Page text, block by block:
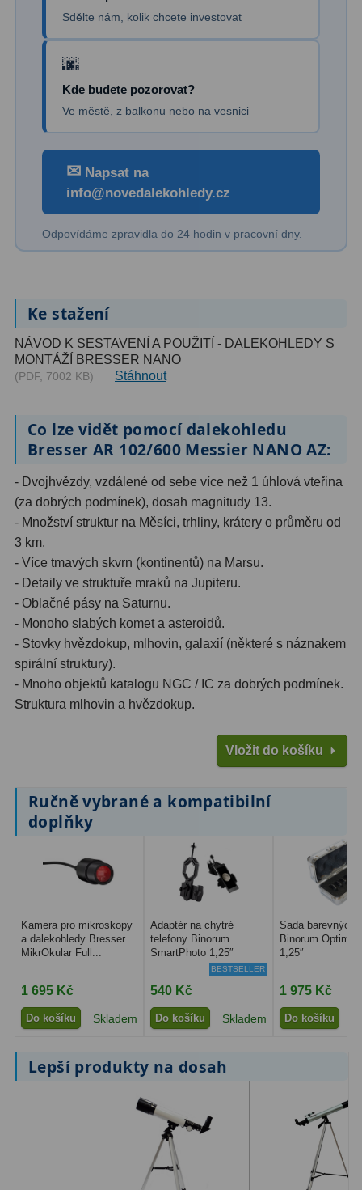
Sdělte nám, kolik chcete investovat
Kde budete pozorovat?
Ve městě, z balkonu nebo na vesnici
✉ Napsat na
info@novedalekohledy.cz
Odpovídáme zpravidla do 24 hodin v pracovní dny.
Ke stažení
NÁVOD K SESTAVENÍ A POUŽITÍ - DALEKOHLEDY S
MONTÁŽÍ BRESSER NANO
(PDF, 7002 KB) Stáhnout
Co lze vidět pomocí dalekohledu
Bresser AR 102/600 Messier NANO AZ:
- Dvojhvězdy, vzdálené od sebe více než 1 úhlová vteřina
(za dobrých podmínek), dosah magnitudy 13.
- Množství struktur na Měsíci, trhliny, krátery o průměru od
3 km.
- Více tmavých skvrn (kontinentů) na Marsu.
- Detaily ve struktuře mraků na Jupiteru.
- Oblačné pásy na Saturnu.
- Monoho slabých komet a asteroidů.
- Stovky hvězdokup, mlhovin, galaxií (některé s náznakem
spirální struktury).
- Mnoho objektů katalogu NGC / IC za dobrých podmínek.
Struktura mlhovin a hvězdokup.
Vložit do košíku
Ručně vybrané a kompatibilní
doplňky
Kamera pro mikroskopy
a dalekohledy Bresser
MikrOkular Full...
1 695 Kč
Do košíku Skladem
Adaptér na chytré
telefony Binorum
SmartPhoto 1,25″
BESTSELLER
540 Kč
Do košíku Skladem
Sada barevných
Binorum Optima
1,25″
1 975 Kč
Do košíku
Lepší produkty na dosah